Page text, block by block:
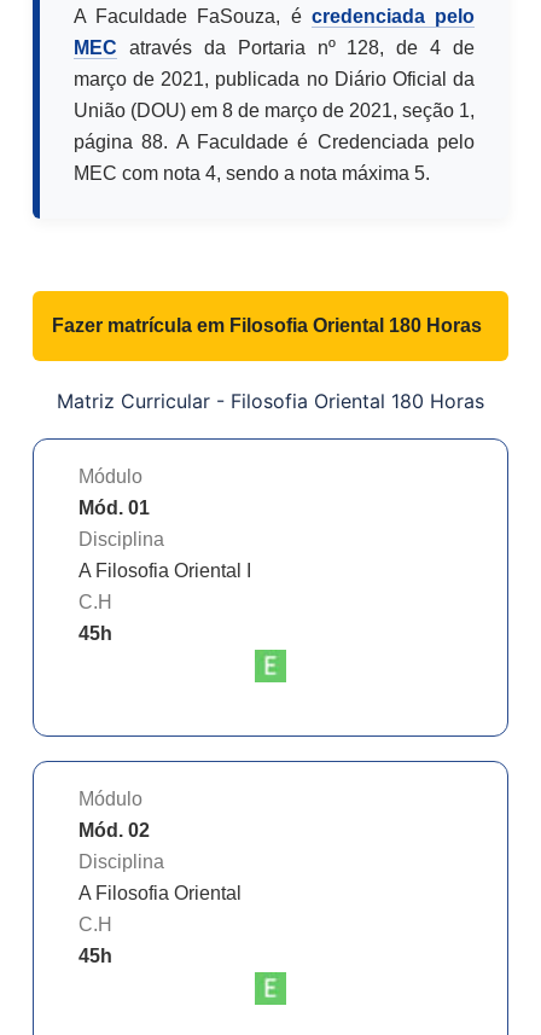
A Faculdade FaSouza, é credenciada pelo
MEC através da Portaria nº 128, de 4 de
março de 2021, publicada no Diário Oficial da
União (DOU) em 8 de março de 2021, seção 1,
página 88. A Faculdade é Credenciada pelo
MEC com nota 4, sendo a nota máxima 5.
Fazer matrícula em Filosofia Oriental 180 Horas
Matriz Curricular - Filosofia Oriental 180 Horas
Módulo
Mód. 01
Disciplina
A Filosofia Oriental I
C.H
45h
Módulo
Mód. 02
Disciplina
A Filosofia Oriental
C.H
45h